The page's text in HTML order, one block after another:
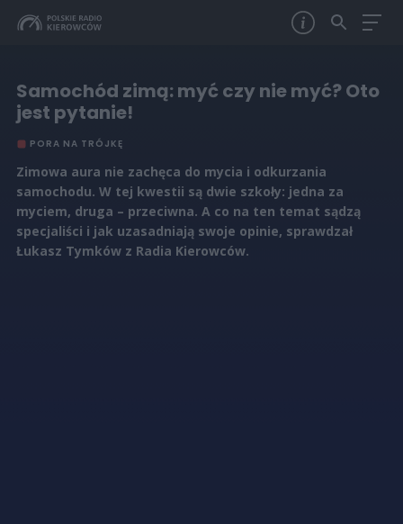
Samochód zimą: myć czy nie myć? Oto
jest pytanie!
PORA NA TRÓJKĘ
Zimowa aura nie zachęca do mycia i odkurzania
samochodu. W tej kwestii są dwie szkoły: jedna za
myciem, druga – przeciwna. A co na ten temat sądzą
specjaliści i jak uzasadniają swoje opinie, sprawdzał
Łukasz Tymków z Radia Kierowców.